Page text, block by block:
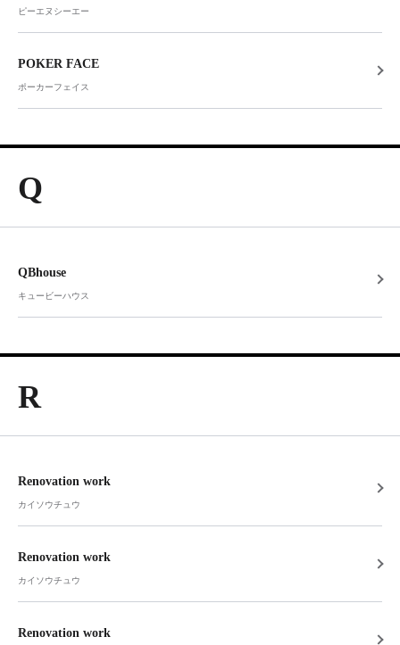
ピーエヌシーエー
POKER FACE
ポーカーフェイス
Q
QBhouse
キュービーハウス
R
Renovation work
カイソウチュウ
Renovation work
カイソウチュウ
Renovation work